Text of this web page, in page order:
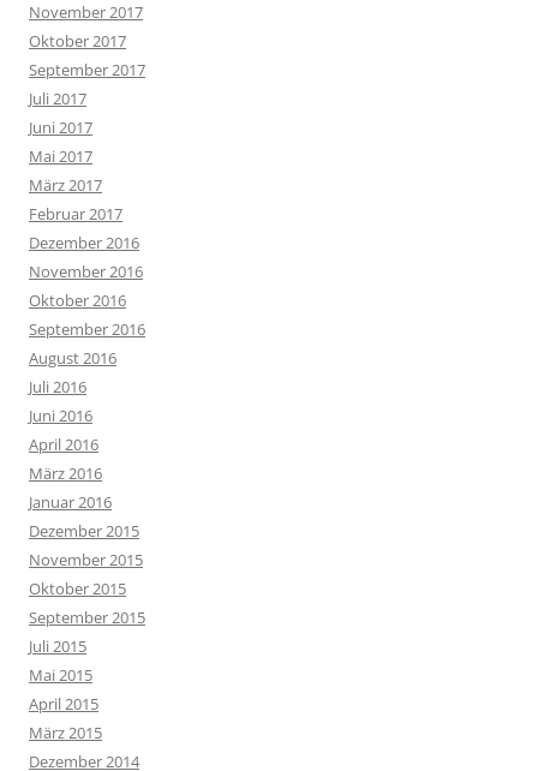
November 2017
Oktober 2017
September 2017
Juli 2017
Juni 2017
Mai 2017
März 2017
Februar 2017
Dezember 2016
November 2016
Oktober 2016
September 2016
August 2016
Juli 2016
Juni 2016
April 2016
März 2016
Januar 2016
Dezember 2015
November 2015
Oktober 2015
September 2015
Juli 2015
Mai 2015
April 2015
März 2015
Dezember 2014